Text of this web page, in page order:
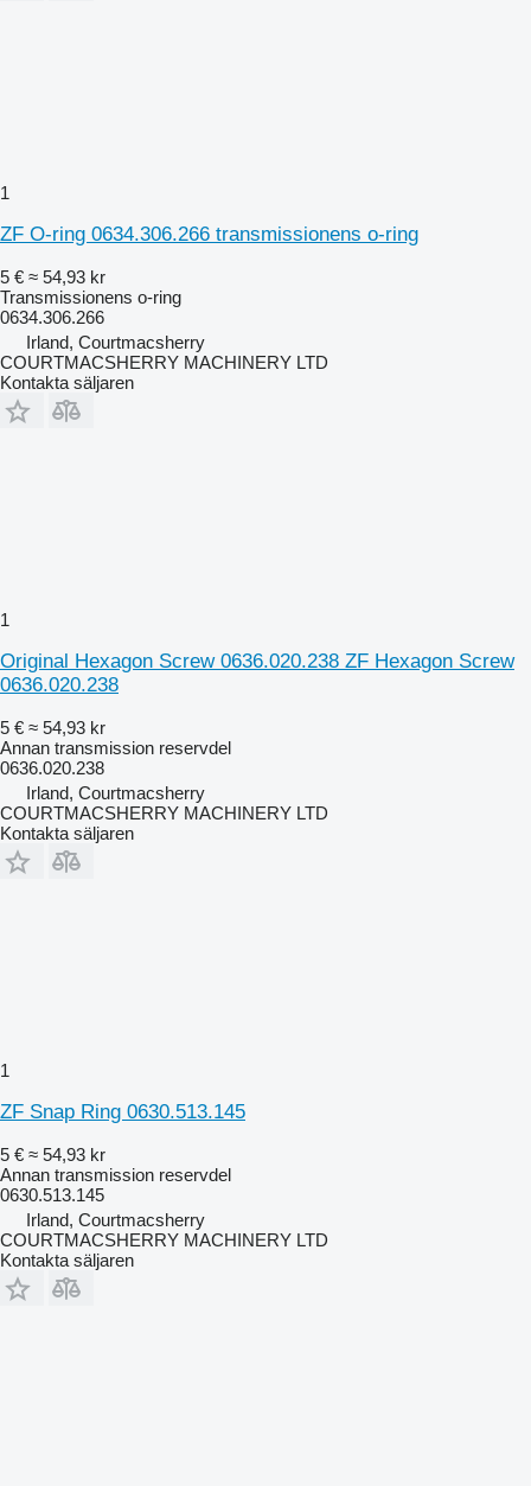
1
ZF O-ring 0634.306.266 transmissionens o-ring
5 € ≈ 54,93 kr
Transmissionens o-ring
0634.306.266
Irland, Courtmacsherry
COURTMACSHERRY MACHINERY LTD
Kontakta säljaren
1
Original Hexagon Screw 0636.020.238 ZF Hexagon Screw
0636.020.238
5 € ≈ 54,93 kr
Annan transmission reservdel
0636.020.238
Irland, Courtmacsherry
COURTMACSHERRY MACHINERY LTD
Kontakta säljaren
1
ZF Snap Ring 0630.513.145
5 € ≈ 54,93 kr
Annan transmission reservdel
0630.513.145
Irland, Courtmacsherry
COURTMACSHERRY MACHINERY LTD
Kontakta säljaren